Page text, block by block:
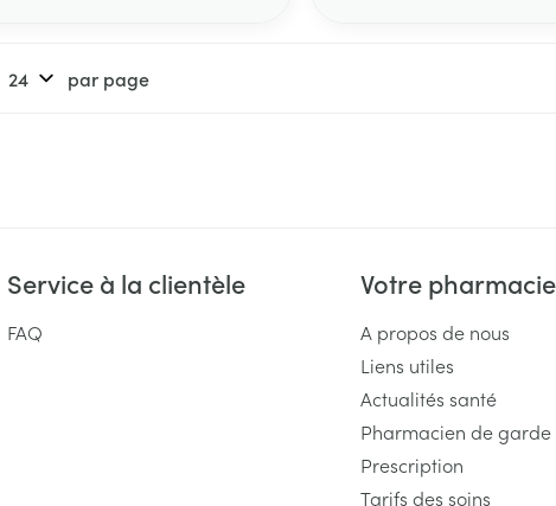
par page
Service à la clientèle
FAQ
Votre pharmacie
A propos de nous
Liens utiles
Actualités santé
Pharmacien de garde
Prescription
Tarifs des soins